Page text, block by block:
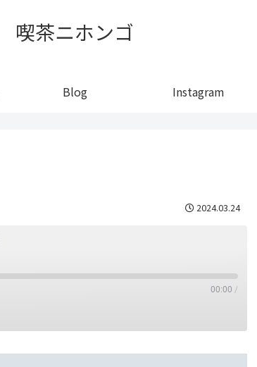
喫茶ニホンゴ
Blog Instagram
2024.03.24
00:00 /